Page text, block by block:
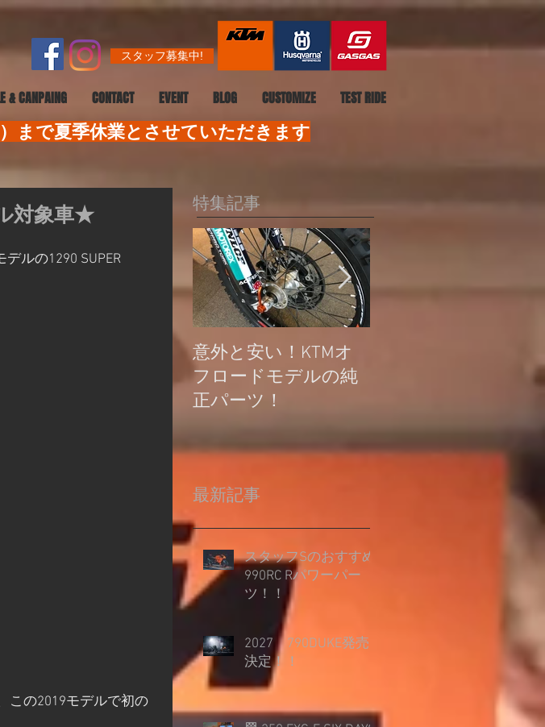
スタッフ募集中!
& CANPAING CONTACT EVENT BLOG CUSTOMIZE TEST RIDE
まで夏季休業とさせていただきます
ル対象車★
ルの1290 SUPER
この2019モデルで初の
特集記事
意外と安い！KTMオ
フロードモデルの純
正パーツ！
最新記事
スタッフSのおすすめ
990RC Rパワーパー
ツ！！
2027 790DUKE発売
決定！！